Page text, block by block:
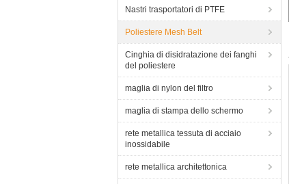
Nastri trasportatori di PTFE
Poliestere Mesh Belt
Cinghia di disidratazione dei fanghi
del poliestere
maglia di nylon del filtro
maglia di stampa dello schermo
rete metallica tessuta di acciaio
inossidabile
rete metallica architettonica